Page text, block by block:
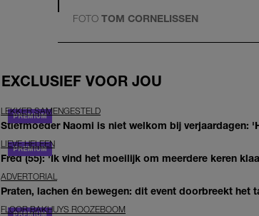
FOTO TOM CORNELISSEN
EXCLUSIEF VOOR JOU
LEKKER SAMENGESTELD
Stiefmoeder Naomi is niet welkom bij verjaardagen:
LIEVE HELEEN
Fred (55): 'Ik vind het moeilijk om meerdere keren
ADVERTORIAL
Praten, lachen én bewegen: dit event doorbreekt het
FLOOR BAKHUYS ROOZEBOOM